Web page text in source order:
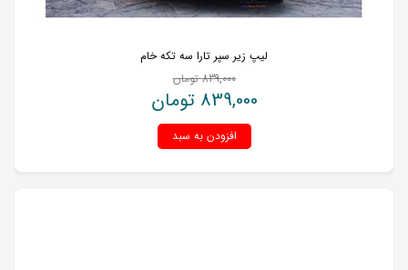
لیپ زیر سپر تارا سه تکه خام
839,000 تومان
839,000 تومان
افزودن به سبد